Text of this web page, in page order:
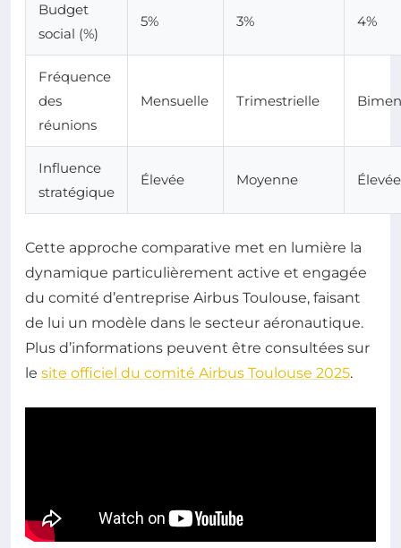
Budget
social (%)
5% 3% 4%
Fréquence
des
réunions
Mensuelle Trimestrielle
Influence
stratégique
Élevée Moyenne Élevée
Cette approche comparative met en lumière la
dynamique particulièrement active et engagée
du comité d’entreprise Airbus Toulouse, faisant
de lui un modèle dans le secteur aéronautique.
Plus d’informations peuvent être consultées sur
le site officiel du comité Airbus Toulouse 2025.